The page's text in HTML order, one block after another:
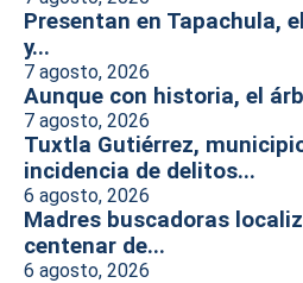
Presentan en Tapachula,
y...
7 agosto, 2026
Aunque con historia, el
7 agosto, 2026
Tuxtla Gutiérrez,
incidencia de delitos...
6 agosto, 2026
Madres buscadoras
centenar de...
6 agosto, 2026